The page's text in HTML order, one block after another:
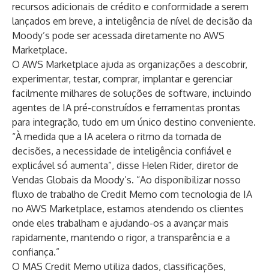
recursos adicionais de crédito e conformidade a serem
lançados em breve, a inteligência de nível de decisão da
Moody’s pode ser acessada diretamente no AWS
Marketplace.
O AWS Marketplace ajuda as organizações a descobrir,
experimentar, testar, comprar, implantar e gerenciar
facilmente milhares de soluções de software, incluindo
agentes de IA pré-construídos e ferramentas prontas
para integração, tudo em um único destino conveniente.
“À medida que a IA acelera o ritmo da tomada de
decisões, a necessidade de inteligência confiável e
explicável só aumenta”, disse Helen Rider, diretor de
Vendas Globais da Moody’s. “Ao disponibilizar nosso
fluxo de trabalho de Credit Memo com tecnologia de IA
no AWS Marketplace, estamos atendendo os clientes
onde eles trabalham e ajudando-os a avançar mais
rapidamente, mantendo o rigor, a transparência e a
confiança.”
O MAS Credit Memo utiliza dados, classificações,